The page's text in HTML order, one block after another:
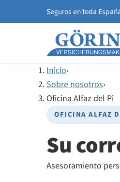
Seguros en toda
Inicio›
Sobre nosotros›
Oficina Alfaz del Pi
OFICINA ALFAZ
Su
Asesoramiento